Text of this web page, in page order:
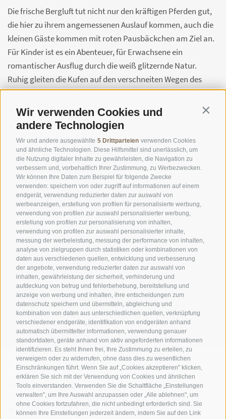
Wir verwenden Cookies und
andere Technologien
Wir und andere ausgewählte 5 Drittparteien verwenden Cookies
und ähnliche Technologien. Diese Hilfsmittel sind unerlässlich, um
die Nutzung digitaler Inhalte zu gewährleisten, die Navigation zu
verbessern und, vorbehaltlich Ihrer Zustimmung, zu Werbezwecken.
Wir können Ihre Daten zum Beispiel für folgende Zwecke
verwenden: speichern von oder zugriff auf informationen auf einem
endgerät, verwendung reduzierter daten zur auswahl von
werbeanzeigen, erstellung von profilen für personalisierte werbung,
verwendung von profilen zur auswahl personalisierter werbung,
erstellung von profilen zur personalisierung von inhalten,
verwendung von profilen zur auswahl personalisierter inhalte,
messung der werbeleistung, messung der performance von inhalten,
analyse von zielgruppen durch statistiken oder kombinationen von
daten aus verschiedenen quellen, entwicklung und verbesserung
der angebote, verwendung reduzierter daten zur auswahl von
inhalten, gewährleistung der sicherheit, verhinderung und
aufdeckung von betrug und fehlerbehebung, bereitstellung und
anzeige von werbung und inhalten, ihre entscheidungen zum
datenschutz speichern und übermitteln, abgleichung und
kombination von daten aus unterschiedlichen quellen, verknüpfung
verschiedener endgeräte, identifikation von endgeräten anhand
automatisch übermittelter informationen, verwendung genauer
standortdaten, geräte anhand von aktiv angeforderten informationen
identifizieren. Es steht Ihnen frei, Ihre Zustimmung zu erteilen, zu
verweigern oder zu widerrufen, ohne dass dies zu wesentlichen
Einschränkungen führt. Wenn Sie auf „Cookies akzeptieren" klicken,
erklären Sie sich mit der Verwendung von Cookies und ähnlichen
Tools einverstanden. Verwenden Sie die Schaltfläche „Einstellungen
verwalten", um Ihre Auswahl anzupassen oder „Alle ablehnen", um
ohne Cookies fortzufahren, die nicht unbedingt erforderlich sind. Sie
können Ihre Einstellungen jederzeit ändern, indem Sie auf den Link
Die frische Bergluft tut nicht nur den kräftigen Pferden gut,
die hier zu ihrem angemessenen Auslauf kommen, auch die
kleinen Gäste kommen mit roten Pausbäckchen am Ziel an.
Für Kinder ist es ein Abenteuer, für Erwachsene ein
romantischer Ausflug durch die weiß glitzernde Natur.
Ruhig gleiten die Kufen auf den verschneiten Wegen des
Tales unter den mächtigen Dreitausendern dahin, während
man das herrlich sonnige Winterpanorama genießen kann.
Auf einem umweltbewussten, historischen Transportmittel,
das einst die einzige Möglichkeit war, rasch ins Tal zu
gelangen.
Informationen und Anmeldung unter +39 338 799 4482
AMT FÜR DEN NATIONALPARK STILFSERJOCH
SOCIAL-MEDIA-RICHTLINIEN | IMPRESSUM | SITEMAP | COOKIE-RICHTLINIE
PRIVACY | Cookie Präferenzen
KONTAKTE BESUCHERZENTREN
GEFÜHRTE
SCHULEN